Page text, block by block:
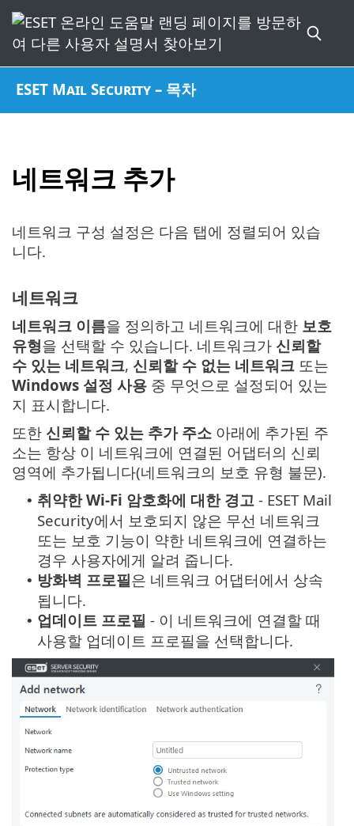
ESET Mail Security – 목차
네트워크 추가
네트워크 구성 설정은 다음 탭에 정렬되어 있습
니다.
네트워크
네트워크 이름을 정의하고 네트워크에 대한 보호
유형을 선택할 수 있습니다. 네트워크가 신뢰할
수 있는 네트워크, 신뢰할 수 없는 네트워크 또는
Windows 설정 사용 중 무엇으로 설정되어 있는
지 표시합니다.
또한 신뢰할 수 있는 추가 주소 아래에 추가된 주
소는 항상 이 네트워크에 연결된 어댑터의 신뢰
영역에 추가됩니다(네트워크의 보호 유형 불문).
• 취약한 Wi-Fi 암호화에 대한 경고 - ESET Mail
Security에서 보호되지 않은 무선 네트워크
또는 보호 기능이 약한 네트워크에 연결하는
경우 사용자에게 알려 줍니다.
• 방화벽 프로필은 네트워크 어댑터에서 상속
됩니다.
• 업데이트 프로필 - 이 네트워크에 연결할 때
사용할 업데이트 프로필을 선택합니다.